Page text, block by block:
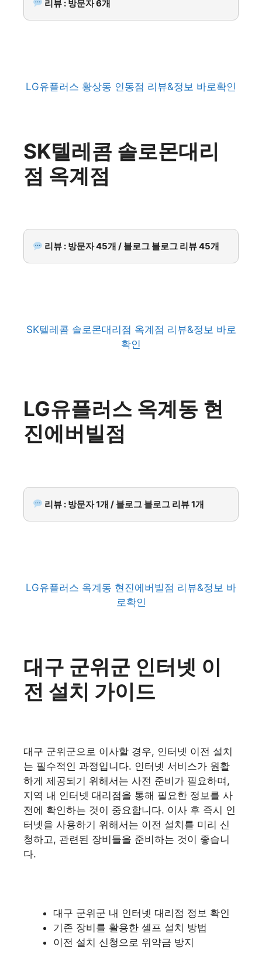
리뷰 : 방문자 6개
LG유플러스 황상동 인동점 리뷰&정보 바로확인
SK텔레콤 솔로몬대리
점 옥계점
리뷰 : 방문자 45개 / 블로그 블로그 리뷰 45개
SK텔레콤 솔로몬대리점 옥계점 리뷰&정보 바로
확인
LG유플러스 옥계동 현
진에버빌점
리뷰 : 방문자 1개 / 블로그 블로그 리뷰 1개
LG유플러스 옥계동 현진에버빌점 리뷰&정보 바
로확인
대구 군위군 인터넷 이
전 설치 가이드
대구 군위군으로 이사할 경우, 인터넷 이전 설치
는 필수적인 과정입니다. 인터넷 서비스가 원활
하게 제공되기 위해서는 사전 준비가 필요하며,
지역 내 인터넷 대리점을 통해 필요한 정보를 사
전에 확인하는 것이 중요합니다. 이사 후 즉시 인
터넷을 사용하기 위해서는 이전 설치를 미리 신
청하고, 관련된 장비들을 준비하는 것이 좋습니
다.
대구 군위군 내 인터넷 대리점 정보 확인
기존 장비를 활용한 셀프 설치 방법
이전 설치 신청으로 위약금 방지